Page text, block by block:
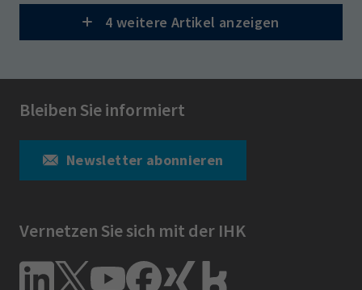
4 weitere Artikel anzeigen
Bleiben Sie informiert
Newsletter abonnieren
Vernetzen Sie sich mit der IHK